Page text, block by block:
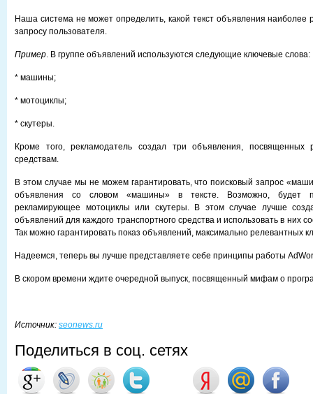
Наша система не может определить, какой текст объявления наиболее
запросу пользователя.
Пример. В группе объявлений используются следующие ключевые слова:
* машины;
* мотоциклы;
* скутеры.
Кроме того, рекламодатель создал три объявления, посвященных
средствам.
В этом случае мы не можем гарантировать, что поисковый запрос
объявления со словом «машины» в тексте. Возможно, будет
рекламирующее мотоциклы или скутеры. В этом случае лучше
объявлений для каждого транспортного средства и использовать в них
Так можно гарантировать показ объявлений, максимально релевантных
Надеемся, теперь вы лучше представляете себе принципы работы
В скором времени ждите очередной выпуск, посвященный мифам о
Источник: seonews.ru
Поделиться в соц. сетях